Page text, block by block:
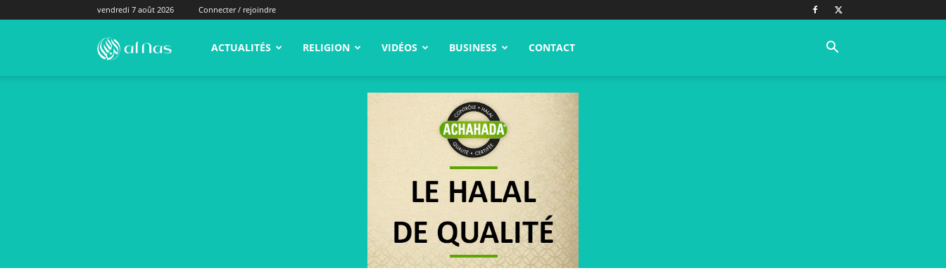
vendredi 7 août 2026 Connecter / rejoindre
alNas.fr ACTUALITÉS RELIGION VIDÉOS BUSINESS CONTACT